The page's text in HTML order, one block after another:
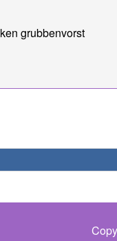
grubbenvorst